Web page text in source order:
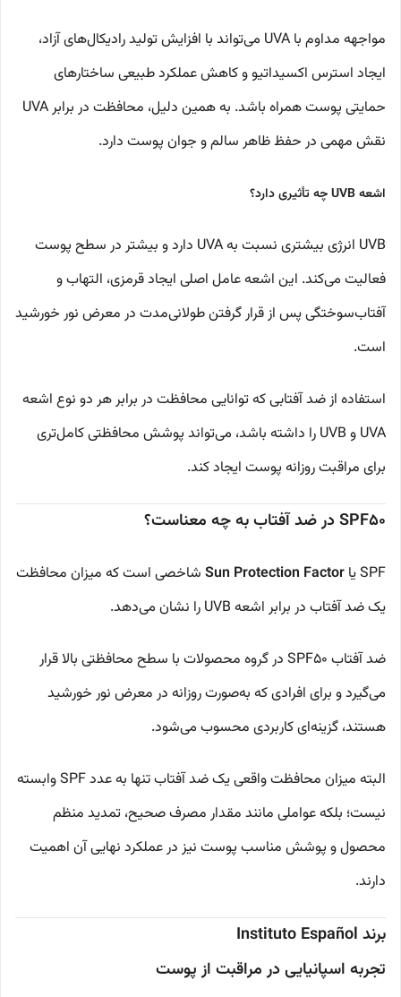
مواجهه مداوم با UVA می‌تواند با افزایش تولید رادیکال‌های آزاد،
ایجاد استرس اکسیداتیو و کاهش عملکرد طبیعی ساختارهای
حمایتی پوست همراه باشد. به همین دلیل، محافظت در برابر UVA
نقش مهمی در حفظ ظاهر سالم و جوان پوست دارد.
اشعه UVB چه تأثیری دارد؟
UVB انرژی بیشتری نسبت به UVA دارد و بیشتر در سطح پوست
فعالیت می‌کند. این اشعه عامل اصلی ایجاد قرمزی، التهاب و
آفتاب‌سوختگی پس از قرار گرفتن طولانی‌مدت در معرض نور خورشید
است.
استفاده از ضد آفتابی که توانایی محافظت در برابر هر دو نوع اشعه
UVA و UVB را داشته باشد، می‌تواند پوشش محافظتی کامل‌تری
برای مراقبت روزانه پوست ایجاد کند.
SPF50 در ضد آفتاب به چه معناست؟
SPF یا Sun Protection Factor شاخصی است که میزان محافظت
یک ضد آفتاب در برابر اشعه UVB را نشان می‌دهد.
ضد آفتاب SPF50 در گروه محصولات با سطح محافظتی بالا قرار
می‌گیرد و برای افرادی که به‌صورت روزانه در معرض نور خورشید
هستند، گزینه‌ای کاربردی محسوب می‌شود.
البته میزان محافظت واقعی یک ضد آفتاب تنها به عدد SPF وابسته
نیست؛ بلکه عواملی مانند مقدار مصرف صحیح، تمدید منظم
محصول و پوشش مناسب پوست نیز در عملکرد نهایی آن اهمیت
دارند.
برند Instituto Español
تجربه اسپانیایی در مراقبت از پوست